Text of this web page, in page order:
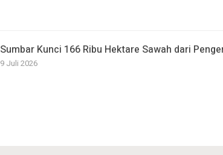
Sumbar Kunci 166 Ribu Hektare Sawah dari
9 Juli 2026